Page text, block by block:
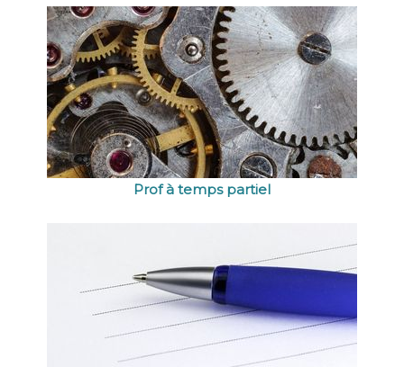
Prof à temps partiel